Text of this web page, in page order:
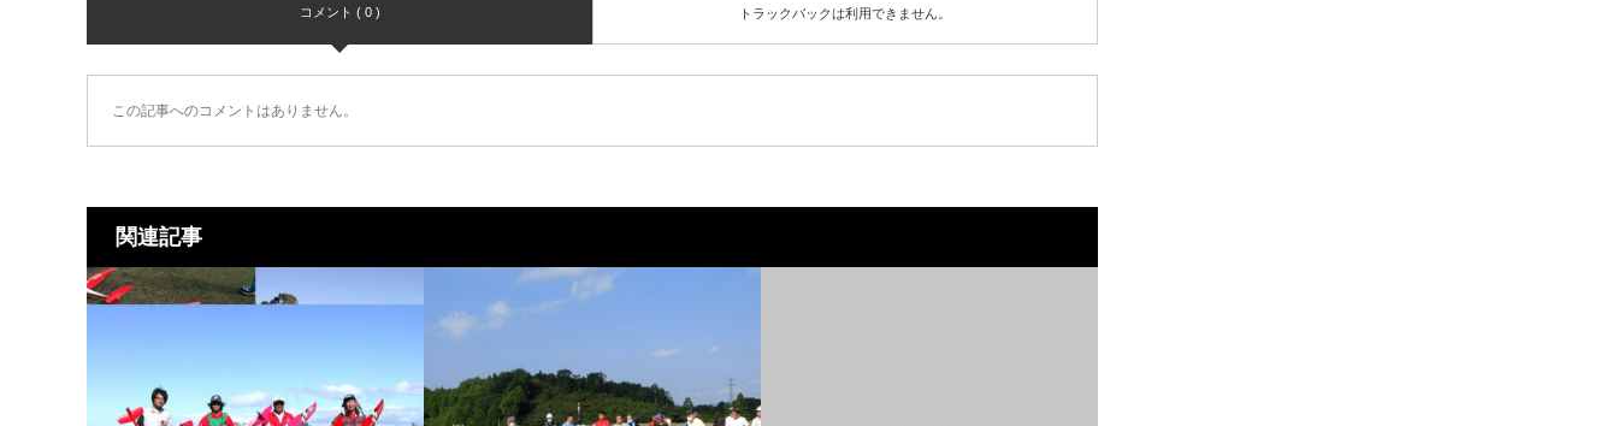
コメント ( 0 ) トラックバックは利用できません。
この記事へのコメントはありません。
関連記事